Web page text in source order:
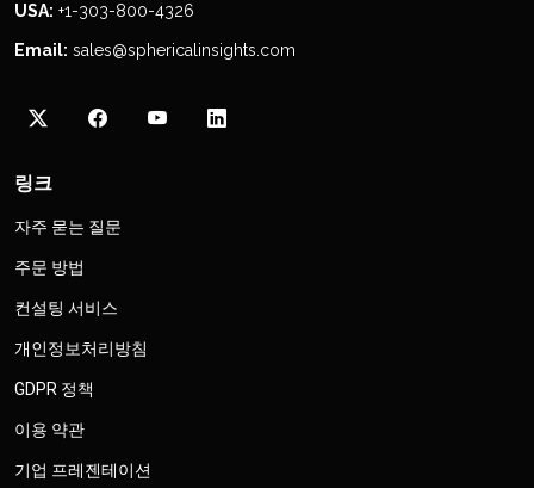
USA: +1-303-800-4326
Email: sales@sphericalinsights.com
링크
자주 묻는 질문
주문 방법
컨설팅 서비스
개인정보처리방침
GDPR 정책
이용 약관
기업 프레젠테이션